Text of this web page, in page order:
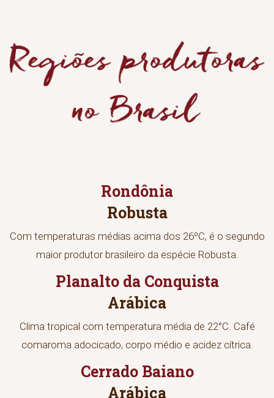
Rondônia
Robusta
Com temperaturas médias acima dos 26ºC, é o segundo
maior produtor brasileiro da espécie Robusta.
Planalto da Conquista
Arábica
Clima tropical com temperatura média de 22°C. Café
comaroma adocicado, corpo médio e acidez cítrica.
Cerrado Baiano
Arábica